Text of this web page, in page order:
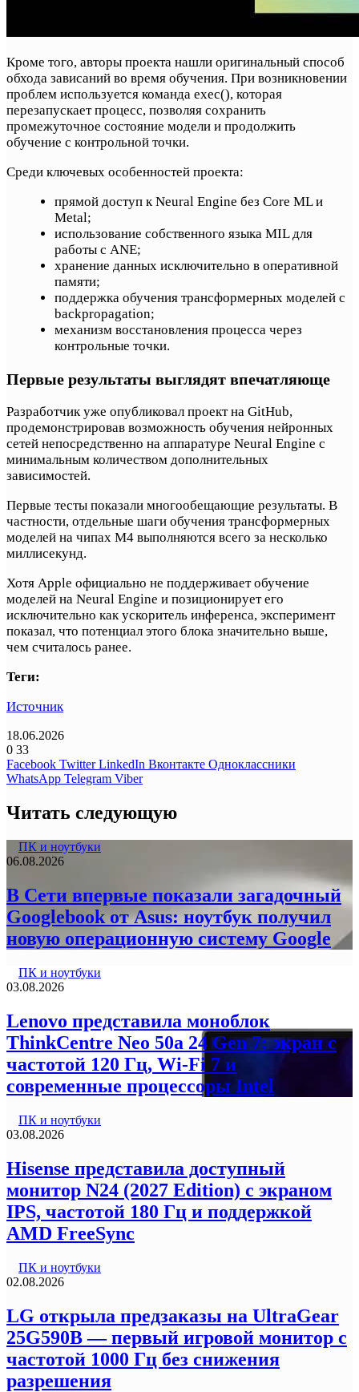
Кроме того, авторы проекта нашли оригинальный способ
обхода зависаний во время обучения. При возникновении
проблем используется команда exec(), которая
перезапускает процесс, позволяя сохранить
промежуточное состояние модели и продолжить
обучение с контрольной точки.
Среди ключевых особенностей проекта:
прямой доступ к Neural Engine без Core ML и
Metal;
использование собственного языка MIL для
работы с ANE;
хранение данных исключительно в оперативной
памяти;
поддержка обучения трансформерных моделей с
backpropagation;
механизм восстановления процесса через
контрольные точки.
Первые результаты выглядят впечатляюще
Разработчик уже опубликовал проект на GitHub,
продемонстрировав возможность обучения нейронных
сетей непосредственно на аппаратуре Neural Engine с
минимальным количеством дополнительных
зависимостей.
Первые тесты показали многообещающие результаты. В
частности, отдельные шаги обучения трансформерных
моделей на чипах M4 выполняются всего за несколько
миллисекунд.
Хотя Apple официально не поддерживает обучение
моделей на Neural Engine и позиционирует его
исключительно как ускоритель инференса, эксперимент
показал, что потенциал этого блока значительно выше,
чем считалось ранее.
Теги:
Источник
18.06.2026
0 33
Facebook Twitter LinkedIn Вконтакте Одноклассники
WhatsApp Telegram Viber
Читать следующую
ПК и ноутбуки
06.08.2026
В Сети впервые показали загадочный
Googlebook от Asus: ноутбук получил
новую операционную систему Google
ПК и ноутбуки
03.08.2026
Lenovo представила моноблок
ThinkCentre Neo 50a 24 Gen 7: экран с
частотой 120 Гц, Wi-Fi 7 и
современные процессоры Intel
ПК и ноутбуки
03.08.2026
Hisense представила доступный
монитор N24 (2027 Edition) с экраном
IPS, частотой 180 Гц и поддержкой
AMD FreeSync
ПК и ноутбуки
02.08.2026
LG открыла предзаказы на UltraGear
25G590B — первый игровой монитор с
частотой 1000 Гц без снижения
разрешения